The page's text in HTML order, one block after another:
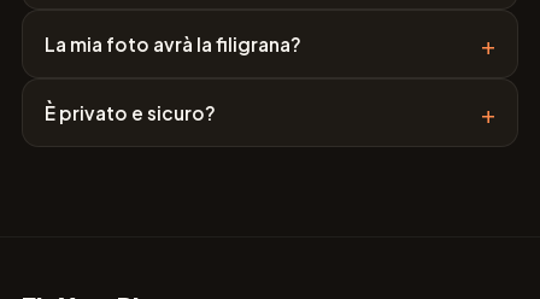
La mia foto avrà la filigrana? +
È privato e sicuro? +